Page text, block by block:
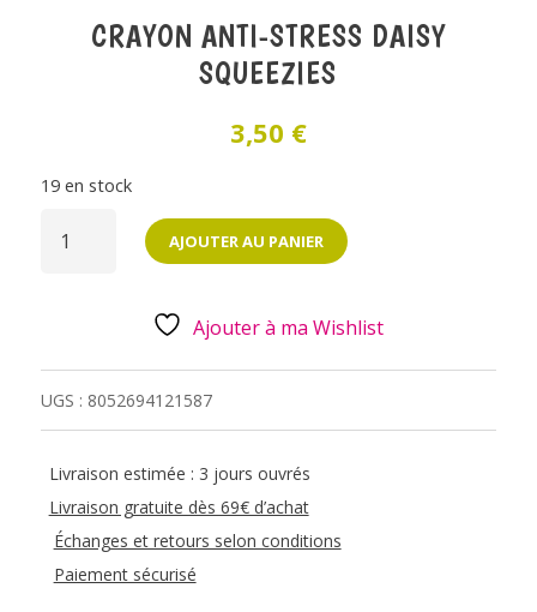
CRAYON ANTI-STRESS DAISY
SQUEEZIES
3,50 €
19 en stock
DE
CRAYON AJOUTER AU PANIER
Ajouter à ma Wishlist
UGS : 8052694121587
Livraison estimée : 3 jours ouvrés
Livraison gratuite dès 69€ d’achat
Échanges et retours selon conditions
Paiement sécurisé